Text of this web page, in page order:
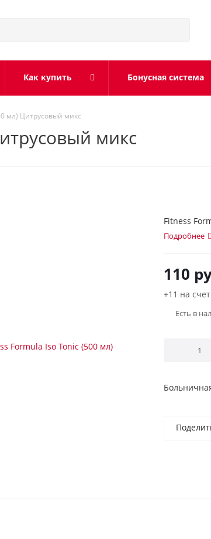
Как купить Бонусная система
мл) Цитрусовый микс
микс
Fitness
Подробнее
110
+11 на счет
Есть в